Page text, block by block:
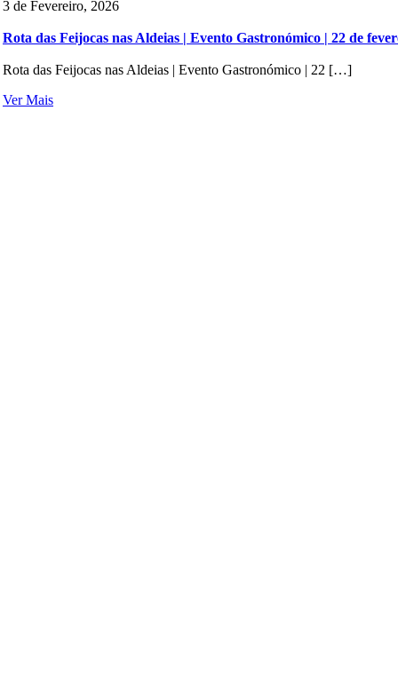
3 de Fevereiro, 2026
Rota das Feijocas nas Aldeias | Evento Gastronómico | 22 de
Rota das Feijocas nas Aldeias | Evento Gastronómico | 22 […]
Ver Mais